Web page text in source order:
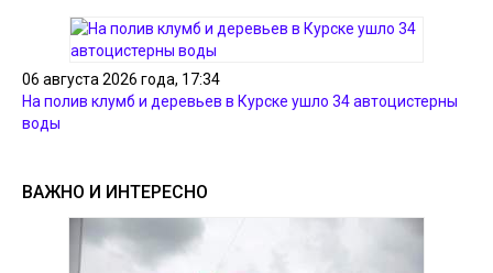
06 августа 2026 года, 17:34
На полив клумб и деревьев в Курске ушло 34 автоцистерны
воды
ВАЖНО И ИНТЕРЕСНО